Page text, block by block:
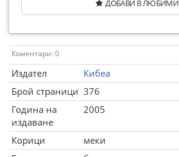
ДОБАВИ В ЛЮБИМИ
Коментари: 0
Издател
Кибеа
Брой страници 376
Година на
издаване
2005
Корици
меки